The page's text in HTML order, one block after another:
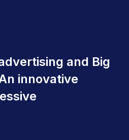
and Big
innovative